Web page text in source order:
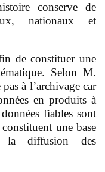
conserve de
nationaux et
de constituer une
Selon M.
à l’archivage car
en produits à
fiables sont
une base
diffusion des